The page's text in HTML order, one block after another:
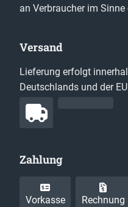
an Verbraucher im Sinne
Versand
Lieferung erfolgt
Deutschlands und der
Zahlung
Vorkasse Rechnung